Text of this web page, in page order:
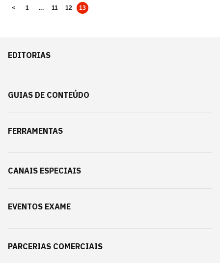
< 1 ... 11 12 13
EDITORIAS
GUIAS DE CONTEÚDO
FERRAMENTAS
CANAIS ESPECIAIS
EVENTOS EXAME
PARCERIAS COMERCIAIS